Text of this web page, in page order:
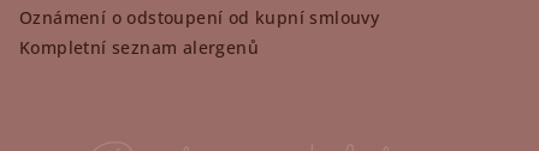
Oznámení o odstoupení od kupní smlouvy
Kompletní seznam alergenů